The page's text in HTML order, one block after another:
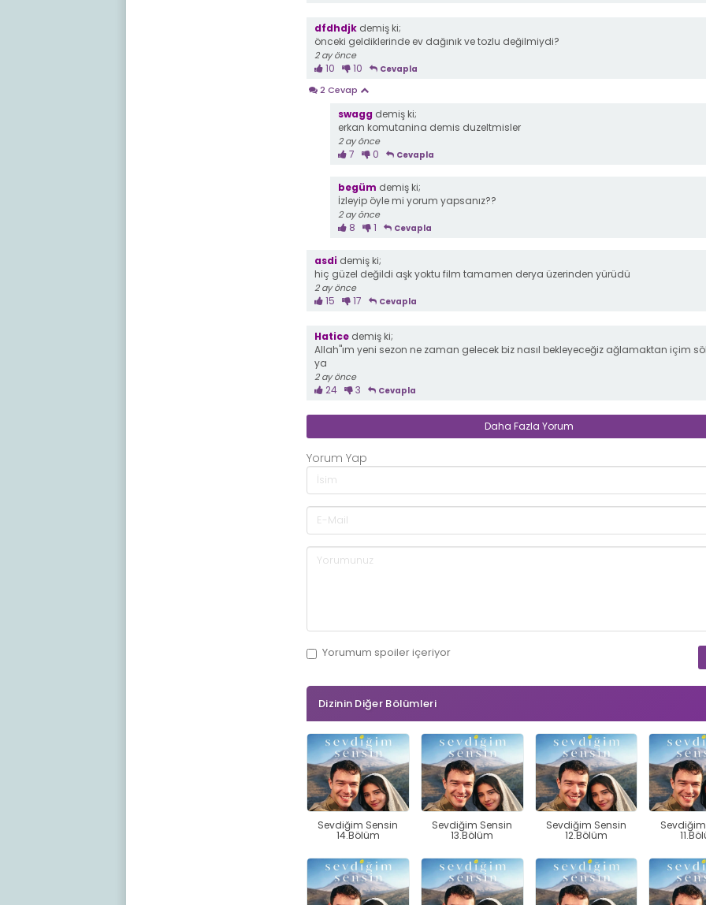
dfdhdjk demiş ki;
önceki geldiklerinde ev dağınık ve tozlu değilmiydi?
2 ay önce
10 10 Cevapla
2 Cevap
swagg demiş ki;
erkan komutanina demis duzeltmisler
2 ay önce
7 0 Cevapla
begüm demiş ki;
İzleyip öyle mi yorum yapsanız??
2 ay önce
8 1 Cevapla
asdi demiş ki;
hiç güzel değildi aşk yoktu film tamamen derya üzerinden yürüdü
2 ay önce
15 17 Cevapla
Hatice demiş ki;
Allah"ım yeni sezon ne zaman gelecek biz nasıl bekleyeceğiz ağlamaktan içim
ya
2 ay önce
24 3 Cevapla
Daha Fazla Yorum
Yorum Yap
Yorumum spoileriçeriyor
Dizinin Diğer Bölümleri
Sevdiğim Sensin
14.Bölüm
Sevdiğim Sensin
13.Bölüm
Sevdiğim Sensin
12.Bölüm